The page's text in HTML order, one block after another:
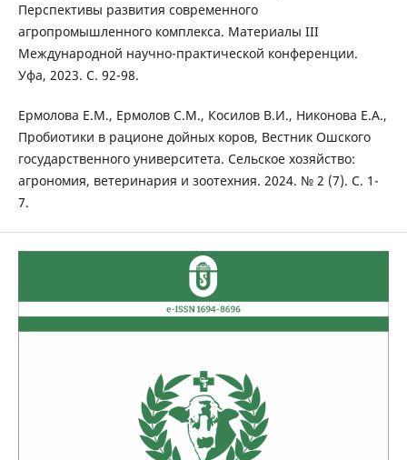
Перспективы развития современного
агропромышленного комплекса. Материалы III
Международной научно-практической конференции.
Уфа, 2023. С. 92-98.
Ермолова Е.М., Ермолов С.М., Косилов В.И., Никонова Е.А.,
Пробиотики в рационе дойных коров, Вестник Ошского
государственного университета. Сельское хозяйство:
агрономия, ветеринария и зоотехния. 2024. № 2 (7). С. 1-
7.